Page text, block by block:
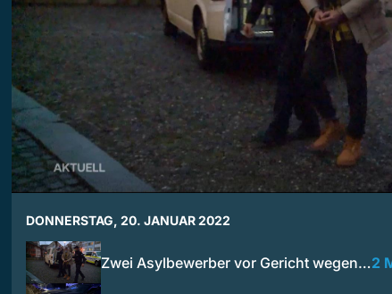
DONNERSTAG, 20. JANUAR 2022
Zwei Asylbewerber vor Gericht wegen…2